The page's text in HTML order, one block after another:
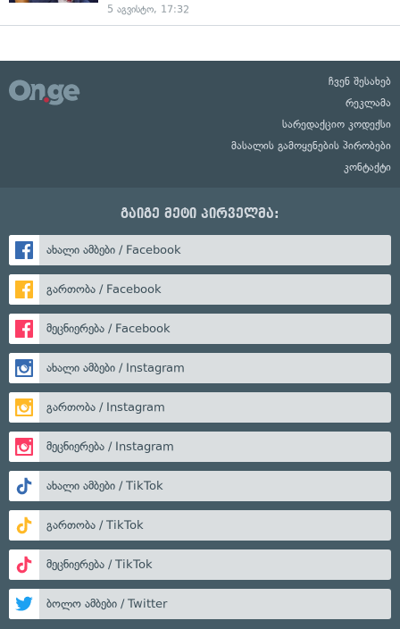
5 აგვისტო, 17:32
ჩვენ შესახებ
რეკლამა
სარედაქციო კოდექსი
მასალის გამოყენების პირობები
კონტაქტი
გაიგე მეტი პირველმა:
ახალი ამბები / Facebook
გართობა / Facebook
მეცნიერება / Facebook
ახალი ამბები / Instagram
გართობა / Instagram
მეცნიერება / Instagram
ახალი ამბები / TikTok
გართობა / TikTok
მეცნიერება / TikTok
ბოლო ამბები / Twitter